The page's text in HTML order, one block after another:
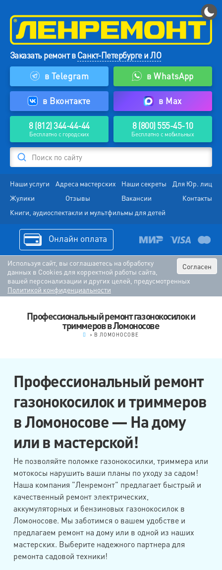
Заказать ремонт вСанкт-Петербурге и ЛО
в Telegram
в WhatsApp
в Вконтакте в Max
8 (812) 344-44-44
Бесплатно с городских
8 (800) 555-45-10
Бесплатно с мобильных
Поиск по сайту
Наши услуги Адреса мастерских Наши секреты
Для Юр. лиц
Жулики
Отзывы Вакансии
Контакты
Книги, аудиоспектакли и мультфильмы для детей
Онлайн оплата
Согласен
Используя сайт, вы соглашаетесь на обработку
данных в Cookies для корректной работы сайта,
вашей персонализации и других целей, предусмотренных
Политикой конфиденциальности
Профессиональный ремонт газонокосилок и
триммеров в Ломоносове
> В ЛОМОНОСОВЕ
Профессиональный ремонт
газонокосилок и триммеров
в Ломоносове — На дому
или в мастерской!
Не позволяйте поломке газонокосилки, триммера или
мотокосы нарушить ваши планы по уходу за садом!
Наша компания "Ленремонт" предлагает быстрый и
качественный ремонт электрических,
аккумуляторных и бензиновых газонокосилок в
Ломоносове. Мы заботимся о вашем удобстве и
предлагаем ремонт на дому или в одной из наших
мастерских. Выберите надежного партнера для
ремонта садовой техники!